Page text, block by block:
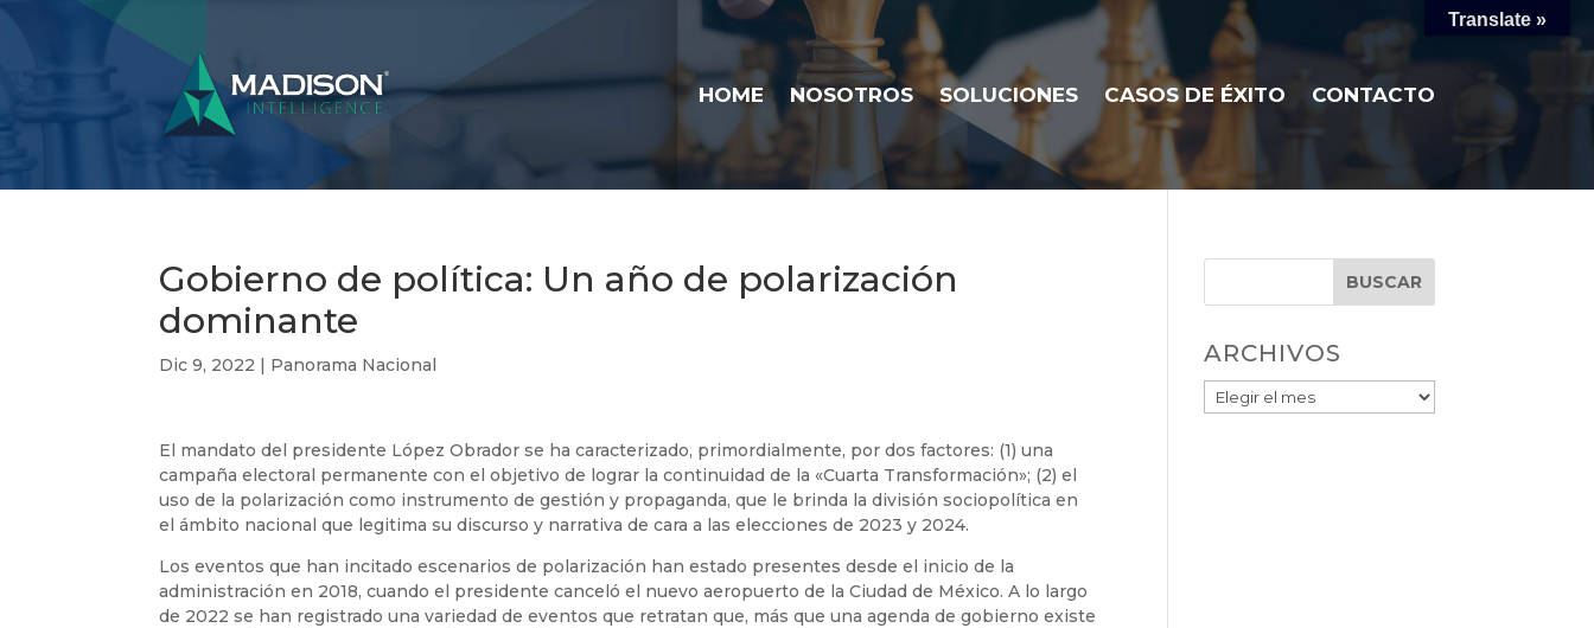
HOME NOSOTROS SOLUCIONES CASOS DE ÉXITO CONTACTO
Gobierno de política: Un año de polarización
dominante
Dic 9, 2022 | Panorama Nacional
El mandato del presidente López Obrador se ha caracterizado, primordialmente, por dos factores: (1) una
campaña electoral permanente con el objetivo de lograr la continuidad de la «Cuarta Transformación»; (2) el
uso de la polarización como instrumento de gestión y propaganda, que le brinda la división sociopolítica en
el ámbito nacional que legitima su discurso y narrativa de cara a las elecciones de 2023 y 2024.
Los eventos que han incitado escenarios de polarización han estado presentes desde el inicio de la
administración en 2018, cuando el presidente canceló el nuevo aeropuerto de la Ciudad de México. A lo largo
de 2022 se han registrado una variedad de eventos que retratan que, más que una agenda de gobierno existe
BUSCAR
ARCHIVOS
Translate »